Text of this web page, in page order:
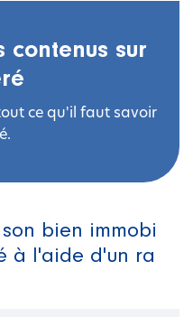
contenus sur
ce qu'il faut savoir
bien immobi
à l'aide d'un ra